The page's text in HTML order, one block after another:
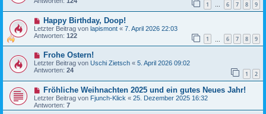
1 … 6 7 8 9
Happy Birthday, Doop!
Letzter Beitrag von lapismont « 7. April 2026 22:03
Antworten: 122 1 6 7 8 9
Frohe Ostern!
Letzter Beitrag von Uschi Zietsch « 5. April 2026 09:02
Antworten: 24 1 2
Fröhliche Weihnachten 2025 und ein gutes Neues Jahr!
Letzter Beitrag von Fjunch-Klick « 25. Dezember 2025 16:32
Antworten: 7